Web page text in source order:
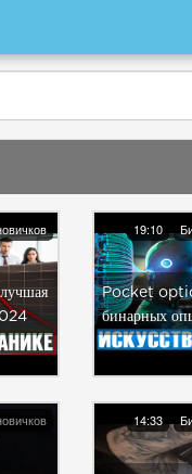
19:10
Pocket
бинарных
14:33